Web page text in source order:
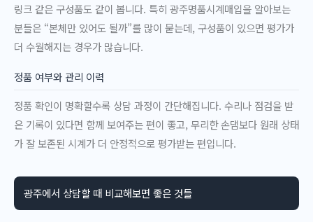
링크 같은 구성품도 같이 봅니다. 특히 광주명품시계매입을 알아보는
분들은 “본체만 있어도 될까”를 많이 묻는데, 구성품이 있으면 평가가
더 수월해지는 경우가 많습니다.
정품 여부와 관리 이력
정품 확인이 명확할수록 상담 과정이 간단해집니다. 수리나 점검을 받
은 기록이 있다면 함께 보여주는 편이 좋고, 무리한 손댐보다 원래 상태
가 잘 보존된 시계가 더 안정적으로 평가받는 편입니다.
광주에서 상담할 때 비교해보면 좋은 것들